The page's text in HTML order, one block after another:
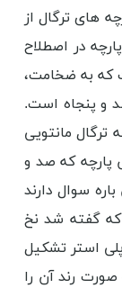
های ترگال از
در اصطلاح
که به ضخامت،
و پنجاه است.
مانتویی
پارچه که صد و
سوال دارند
که گفته شد نخ
استر تشکیل
رند آن را